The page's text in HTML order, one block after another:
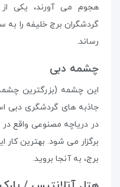
هجوم می آورند، یکی
رساند.
چشمه دبی
این چشمه (بزرگترین
جاذبه های گردشگری دبی
در دریاچه مصنوعی واقع در
برگزار می شود. بهترین
برج، به آنجا بروید.